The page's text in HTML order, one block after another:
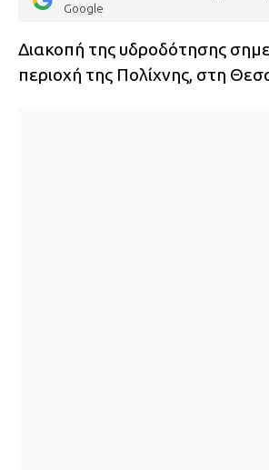
Google
Διακοπή της υδροδότησης
περιοχή της Πολίχνης, στη